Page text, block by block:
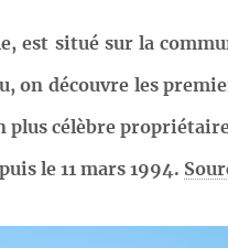
est situé sur la
on découvre les
plus célèbre
le 11 mars 1994.